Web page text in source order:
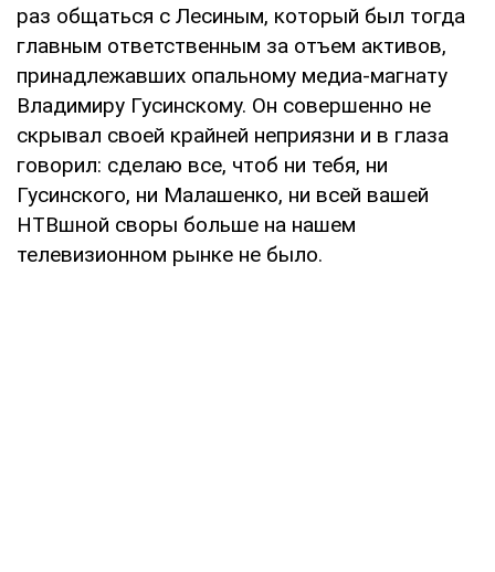
раз общаться с Лесиным, который был тогда
главным ответственным за отъем активов,
принадлежавших опальному медиа-магнату
Владимиру Гусинскому. Он совершенно не
скрывал своей крайней неприязни и в глаза
говорил: сделаю все, чтоб ни тебя, ни
Гусинского, ни Малашенко, ни всей вашей
НТВшной своры больше на нашем
телевизионном рынке не было.